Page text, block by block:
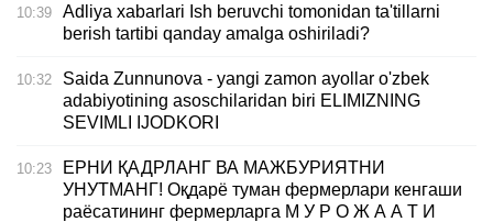
10:39
Adliya xabarlari Ish beruvchi tomonidan ta'tillarni
berish tartibi qanday amalga oshiriladi?
10:32
Saida Zunnunova - yangi zamon ayollar o'zbek
adabiyotining asoschilaridan biri ELIMIZNING
SEVIMLI IJODKORI
10:23
ЕРНИ ҚАДРЛАНГ ВА МАЖБУРИЯТНИ
УНУТМАНГ! Оқдарё туман фермерлари кенгаши
раёсатининг фермерларга М У Р О Ж А А Т И